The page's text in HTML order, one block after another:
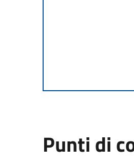
Punti di